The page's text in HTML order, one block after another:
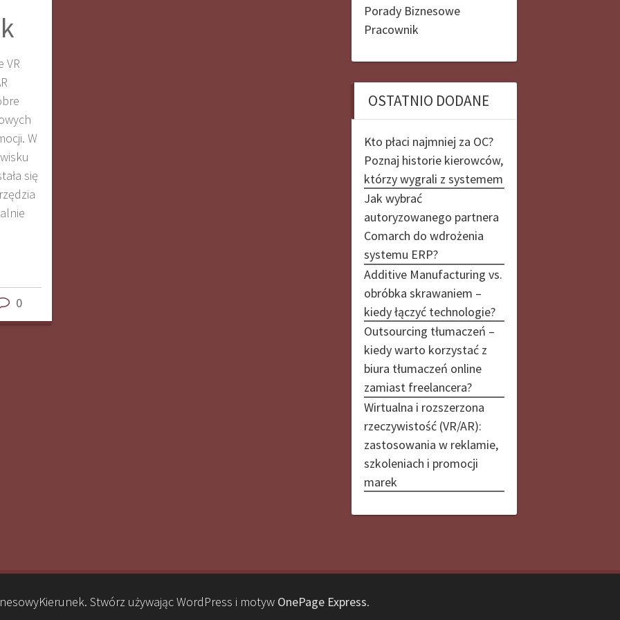
VR
W
się
0
Porady Biznesowe
Pracownik
OSTATNIO DODANE
Kto płaci najmniej za OC?
Poznaj historie kierowców,
którzy wygrali z systemem
Jak wybrać
autoryzowanego partnera
Comarch do wdrożenia
systemu ERP?
Additive Manufacturing vs.
obróbka skrawaniem –
kiedy łączyć technologie?
Outsourcing tłumaczeń –
kiedy warto korzystać z
biura tłumaczeń online
zamiast freelancera?
Wirtualna i rozszerzona
rzeczywistość (VR/AR):
zastosowania w reklamie,
szkoleniach i promocji
marek
Stwórz używając WordPress i motyw OnePage Express.